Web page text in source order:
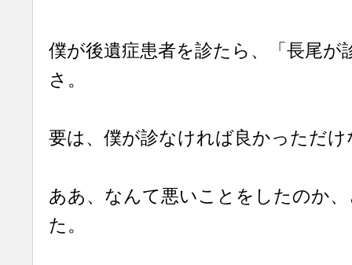
僕が後遺症患者を診たら、「長尾が
さ。
要は、僕が診なければ良かっただけ
ああ、なんて悪いことをしたのか
た。